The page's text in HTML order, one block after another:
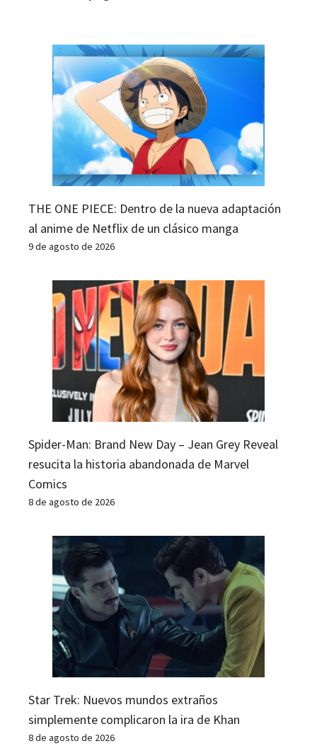
THE ONE PIECE: Dentro de la nueva adaptación
al anime de Netflix de un clásico manga
9 de agosto de 2026
Spider-Man: Brand New Day – Jean Grey Reveal
resucita la historia abandonada de Marvel
Comics
8 de agosto de 2026
Star Trek: Nuevos mundos extraños
simplemente complicaron la ira de Khan
8 de agosto de 2026